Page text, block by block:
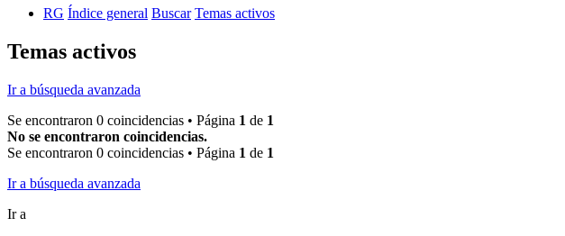
RG Índice general Buscar Temas activos
Temas activos
Ir a búsqueda avanzada
Se encontraron 0 coincidencias • Página 1 de 1
No se encontraron coincidencias.
Se encontraron 0 coincidencias • Página 1 de 1
Ir a búsqueda avanzada
Ir a